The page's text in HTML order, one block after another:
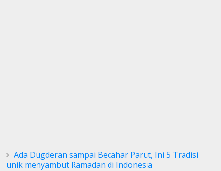
Ada Dugderan sampai Becahar Parut, Ini 5 Tradisi
unik menyambut Ramadan di Indonesia